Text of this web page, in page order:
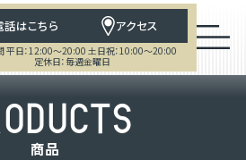
話はこちら アクセス
平日：12:00～20:00 土日祝：10:00～20:00
定休日：毎週金曜日
ODUCTS
商品